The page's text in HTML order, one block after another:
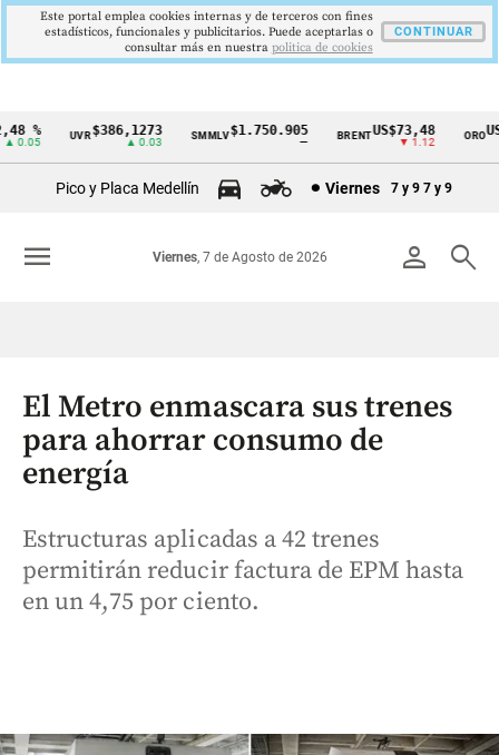
Cintillo
Colombia
% UVR$386,1273
▲ 0.03
SMMLV$1.750.905 BRENTUS$73,48
▼ 1.12
ORO
Pico y Placa Medellín Viernes 7 y 9 7 y 9
person search
Viernes, 7 de Agosto de 2026
menu
El Metro enmascara sus trenes
para ahorrar consumo de
energía
Estructuras aplicadas a 42 trenes
permitirán reducir factura de EPM hasta
en un 4,75 por ciento.
Este portal emplea cookies internas y de terceros con fines
estadísticos, funcionales y publicitarios. Puede aceptarlas o
consultar más en nuestra politica de cookies
CONTINUAR